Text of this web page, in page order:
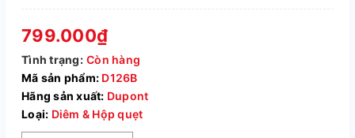
799.000₫
Tình trạng: Còn hàng
Mã sản phẩm: D126B
Hãng sản xuất: Dupont
Loại: Diêm & Hộp quẹt